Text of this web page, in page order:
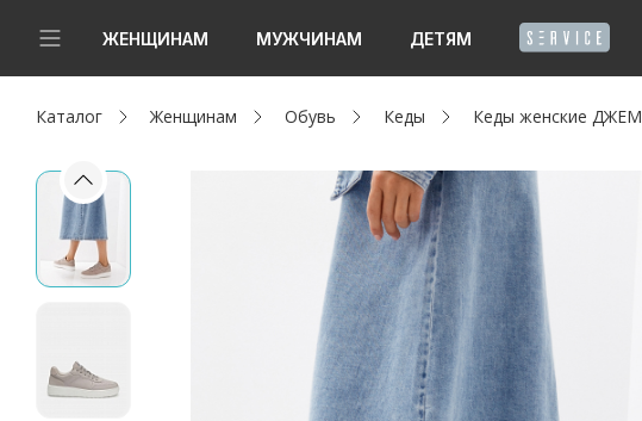
ЖЕНЩИНАМ МУЖЧИНАМ ДЕТЯМ
Новинки
Женщинам
Мужчинам
Каталог Женщинам Обувь Кеды Кеды женские ДЖЕМ